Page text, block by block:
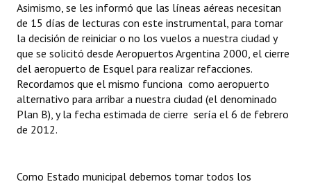
Asimismo, se les informó que las líneas aéreas necesitan
de 15 días de lecturas con este instrumental, para tomar
la decisión de reiniciar o no los vuelos a nuestra ciudad y
que se solicitó desde Aeropuertos Argentina 2000, el cierre
del aeropuerto de Esquel para realizar refacciones.
Recordamos que el mismo funciona como aeropuerto
alternativo para arribar a nuestra ciudad (el denominado
Plan B), y la fecha estimada de cierre sería el 6 de febrero
de 2012.
Como Estado municipal debemos tomar todos los